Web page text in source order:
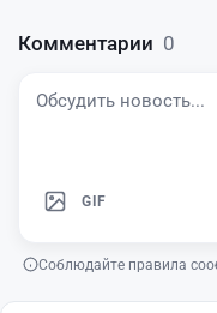
Комментарии 0
GIF
Соблюдайте правила